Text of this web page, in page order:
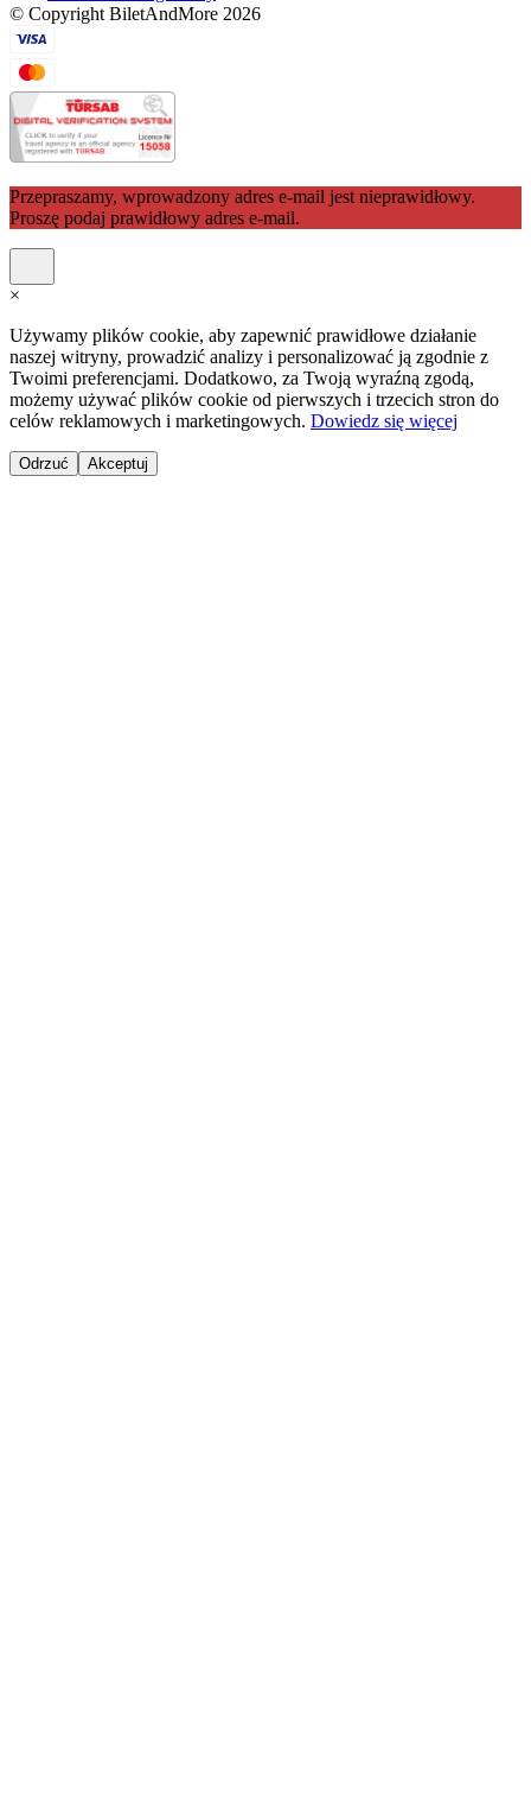
© Copyright BiletAndMore 2026
Przepraszamy, wprowadzony adres e-mail jest nieprawidłowy.
Proszę podaj prawidłowy adres e-mail.
×
Używamy plików cookie, aby zapewnić prawidłowe działanie
naszej witryny, prowadzić analizy i personalizować ją zgodnie z
Twoimi preferencjami. Dodatkowo, za Twoją wyraźną zgodą,
możemy używać plików cookie od pierwszych i trzecich stron do
celów reklamowych i marketingowych. Dowiedz się więcej
Odrzuć Akceptuj